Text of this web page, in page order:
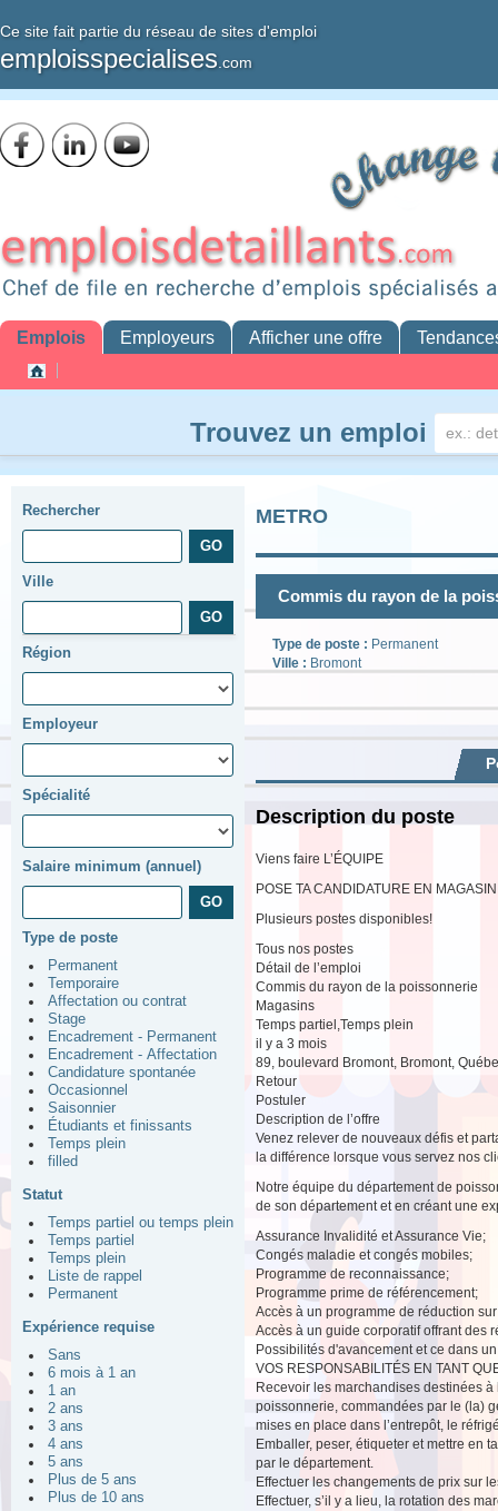
Ce site fait partie du réseau de sites d'emploi
emploisspecialises .com
Emplois Employeurs Afficher une offre
Trouvez un emploi
Rechercher
Ville
Région
Employeur
Spécialité
Salaire minimum (annuel)
Type de poste
Permanent
Temporaire
Affectation ou contrat
Stage
Encadrement - Permanent
Encadrement - Affectation
Candidature spontanée
Occasionnel
Saisonnier
Étudiants et finissants
Temps plein
filled
Statut
Temps partiel ou temps plein
Temps partiel
Temps plein
Liste de rappel
Permanent
Expérience requise
Sans
6 mois à 1 an
1 an
2 ans
3 ans
4 ans
5 ans
Plus de 5 ans
Plus de 10 ans
METRO
Commis du rayon de la
Type de poste : Permanent
Ville : Bromont
Description du poste
Viens faire L’ÉQUIPE
POSE TA CANDIDATURE EN
Plusieurs postes disponibles!
Tous nos postes
Détail de l’emploi
Commis du rayon de la poissonnerie
Magasins
Temps partiel,Temps plein
il y a 3 mois
89, boulevard Bromont, Bromont,
Retour
Postuler
Description de l’offre
Venez relever de nouveaux défis et
la différence lorsque vous servez nos
Notre équipe du département de
de son département et en créant une
Assurance Invalidité et Assurance Vie;
Congés maladie et congés mobiles;
Programme de reconnaissance;
Programme prime de référencement;
Accès à un programme de réduction
Accès à un guide corporatif offrant des
Possibilités d'avancement et ce dans
VOS RESPONSABILITÉS EN TANT
Recevoir les marchandises destinées
poissonnerie, commandées par le (la)
mises en place dans l’entrepôt, le
Emballer, peser, étiqueter et mettre en
par le département.
Effectuer les changements de prix sur
Effectuer, s’il y a lieu, la rotation des